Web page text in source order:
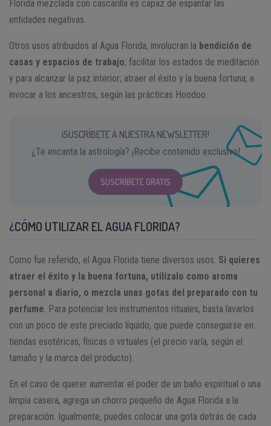
Florida mezclada con cascarilla es capaz de espantar las
entidades negativas.
Otros usos atribuidos al Agua Florida, involucran la bendición de
casas y espacios de trabajo; facilitar los estados de meditación
y para alcanzar la paz interior; atraer el éxito y la buena fortuna; e
invocar a los ancestros, según las prácticas Hoodoo.
¡SUSCRÍBETE A NUESTRA NEWSLETTER!
¿Te encanta la astrología? ¡Recibe contenido exclusivo!
SUSCRÍBETE GRATIS
¿CÓMO UTILIZAR EL AGUA FLORIDA?
Como fue referido, el Agua Florida tiene diversos usos. Si quieres
atraer el éxito y la buena fortuna, utilízalo como aroma
personal a diario, o mezcla unas gotas del preparado con tu
perfume . Para potenciar los instrumentos rituales, basta lavarlos
con un poco de este preciado líquido, que puede conseguirse en
tiendas esotéricas, físicas o virtuales (el precio varía, según el
tamaño y la marca del producto).
En el caso de querer aumentar el poder de un baño espiritual o una
limpia casera, agrega un chorro pequeño de Agua Florida a la
preparación. Igualmente, puedes colocar una gota detrás de cada